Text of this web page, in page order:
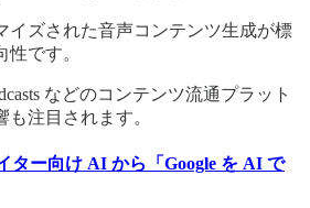
イズされた音声コンテンツ生成が標
です。
などのコンテンツ流通プラット
注目されます。
ター向け AI から「Google を AI で